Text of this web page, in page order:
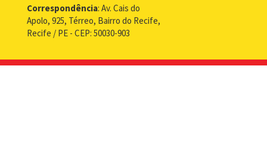
Correspondência: Av. Cais do
Apolo, 925, Térreo, Bairro do Recife,
Recife / PE - CEP: 50030-903